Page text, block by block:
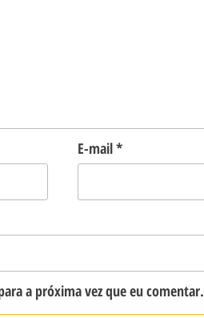
E-mail*
a próxima vez que eu comentar.